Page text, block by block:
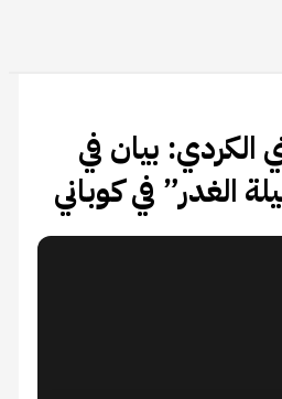
بيان في
الغدر” في كوباني